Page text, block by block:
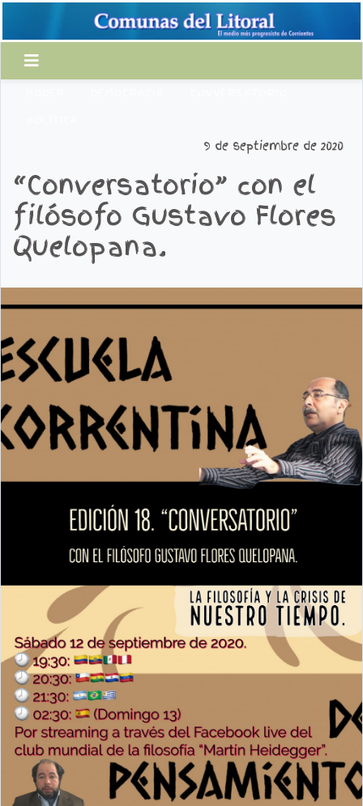
9 de septiembre de 2020
“Conversatorio” con el
filósofo Gustavo Flores
Quelopana.